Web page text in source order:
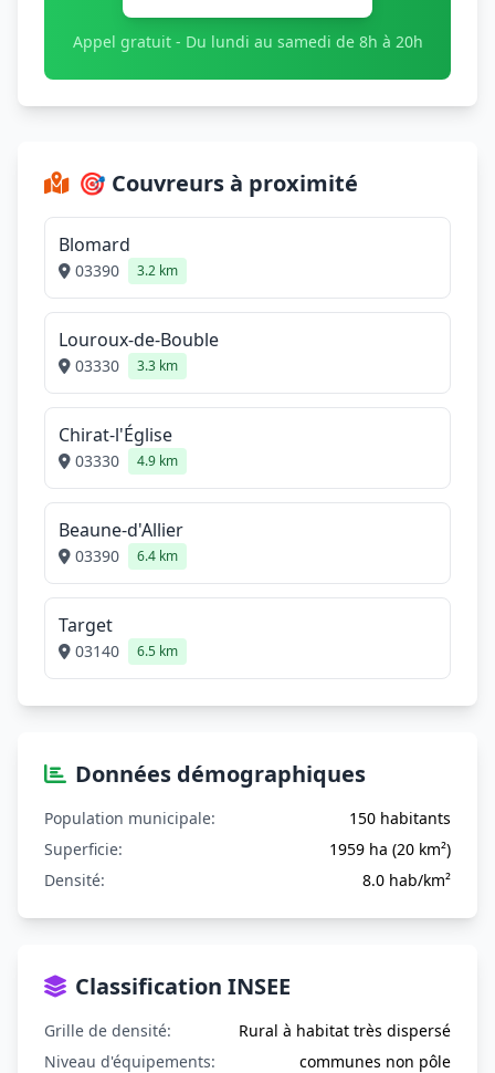
Appel gratuit - Du lundi au samedi de 8h à 20h
🎯 Couvreurs à proximité
Blomard
03390 3.2 km
Louroux-de-Bouble
03330 3.3 km
Chirat-l'Église
03330 4.9 km
Beaune-d'Allier
03390 6.4 km
Target
03140 6.5 km
Données démographiques
Population municipale:
150 habitants
Superficie:
1959 ha (20 km²)
Densité:
8.0 hab/km²
Classification INSEE
Grille de densité:
Rural à habitat très dispersé
Niveau d'équipements:
communes non pôle